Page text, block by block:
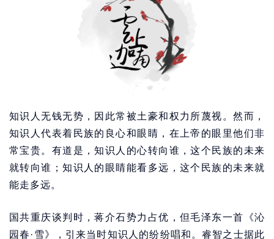
知识人无钱无势，因此常被土豪和权力所蔑视。然而，
知识人代表着民族的良心和眼睛，在上帝的眼里他们非
常宝贵。有道是，知识人的心转向谁，这个民族的未来
就转向谁；知识人的眼睛能看多远，这个民族的未来就
能走多远。
国共重庆谈判时，蒋介石势力占优，但毛泽东一首《沁
园春·雪》，引来当时知识人的纷纷唱和。睿智之士据此